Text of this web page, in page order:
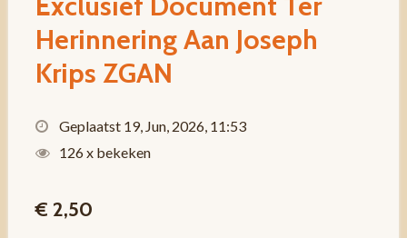
Herinnering Aan Joseph
Krips ZGAN
Geplaatst 19, Jun, 2026, 11:53
126 x bekeken
€ 2,50